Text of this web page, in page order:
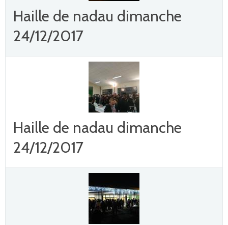
Haille de nadau dimanche
24/12/2017
Haille de nadau dimanche
24/12/2017